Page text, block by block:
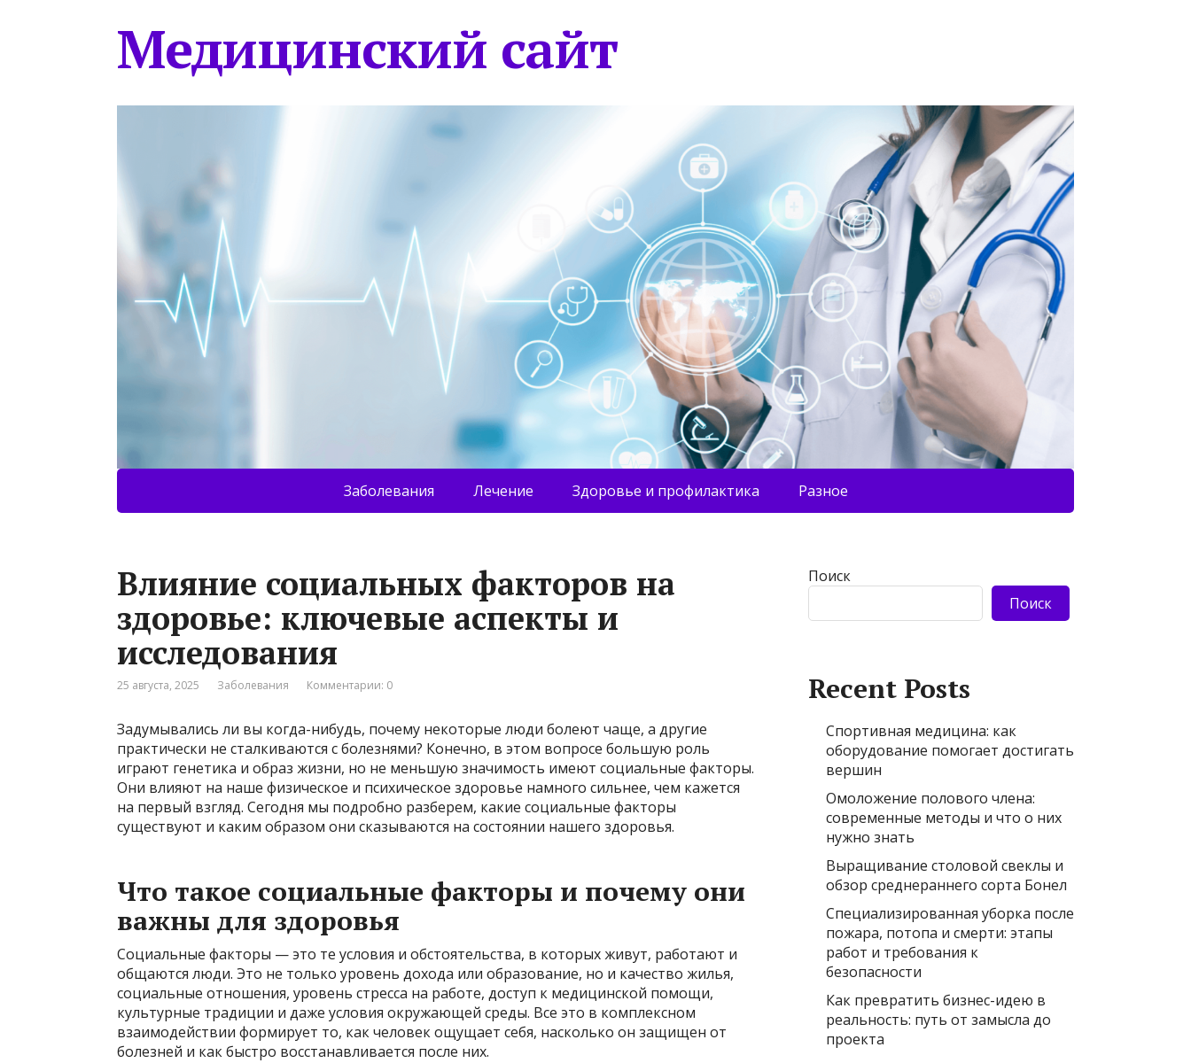
Медицинский сайт
Заболевания Лечение Здоровье и профилактика Разное
Влияние социальных факторов на
здоровье: ключевые аспекты и
исследования
25 августа, 2025 Заболевания Комментарии: 0
Задумывались ли вы когда-нибудь, почему некоторые люди болеют чаще, а другие
практически не сталкиваются с болезнями? Конечно, в этом вопросе большую роль
играют генетика и образ жизни, но не меньшую значимость имеют социальные факторы.
Они влияют на наше физическое и психическое здоровье намного сильнее, чем кажется
на первый взгляд. Сегодня мы подробно разберем, какие социальные факторы
существуют и каким образом они сказываются на состоянии нашего здоровья.
Что такое социальные факторы и почему они
важны для здоровья
Социальные факторы — это те условия и обстоятельства, в которых живут, работают и
общаются люди. Это не только уровень дохода или образование, но и качество жилья,
социальные отношения, уровень стресса на работе, доступ к медицинской помощи,
культурные традиции и даже условия окружающей среды. Все это в комплексном
взаимодействии формирует то, как человек ощущает себя, насколько он защищен от
болезней и как быстро восстанавливается после них.
Поиск
Поиск
Recent Posts
Спортивная медицина: как
оборудование помогает достигать
вершин
Омоложение полового члена:
современные методы и что о них
нужно знать
Выращивание столовой свеклы и
обзор среднераннего сорта Бонел
Специализированная уборка после
пожара, потопа и смерти: этапы
работ и требования к
безопасности
Как превратить бизнес-идею в
реальность: путь от замысла до
проекта